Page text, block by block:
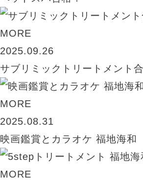
MORE
2025.09.26
サブリミックトリートメント合
MORE
2025.08.31
映画鑑賞とカラオケ 福地海和
MORE